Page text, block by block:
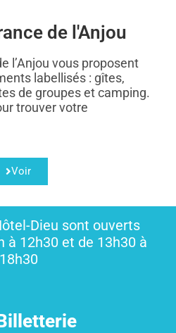
de l'Anjou
l’Anjou vous proposent
labellisés : gîtes,
de groupes et camping.
trouver votre
Voir
Dieu sont ouverts
à 12h30 et de 13h30 à
18h30